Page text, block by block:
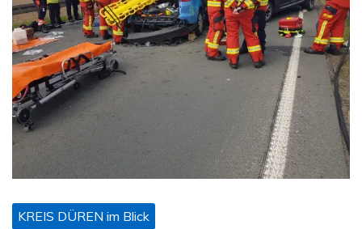
KREIS DÜREN im Blick